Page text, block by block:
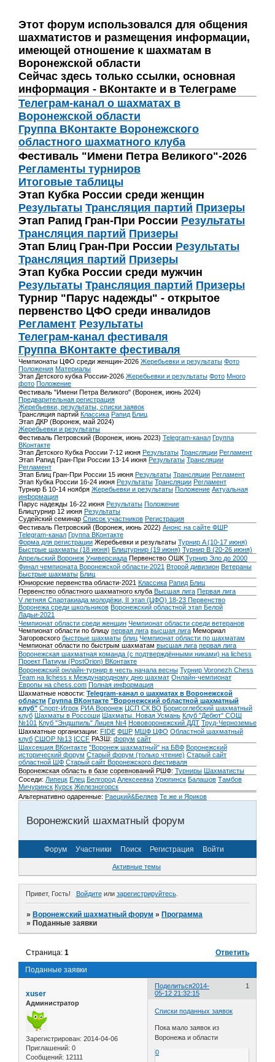
Этот форум использовался для общения
шахматистов и размещения информации,
имеющей отношение к шахматам в
Воронежской области
Сейчас здесь только ссылки, основная
информация - ВКонтакте и в Телеграме
Телеграм-канал о шахматах в
Воронежской области
Группа ВКонтакте Воронежского
областного шахматного клуба
Фестиваль "Имени Петра Великого"-2026
Регламенты турниров
Итоговые таблицы
Этап Кубка России среди женщин
Результаты Трансляция партий Призеры
Этап Рапид Гран-При России Результаты
Трансляция партий Призеры
Этап Блиц Гран-При России Результаты
Трансляция партий Призеры
Этап Кубка России среди мужчин
Результаты Трансляция партий Призеры
Турнир "Парус надежды" - открытое
первенство ЦФО среди инвалидов
Регламент Результаты
Телеграм-канал фестиваля
Группа ВКонтакте фестиваля
Чемпионаты ЦФО среди женщин-2026 Жеребьевки и результаты Фото
Положения Материалы
Этап Детского кубка России-2026 Жеребьевки и результаты Фото Много
фото Положение
Фестиваль "Имени Петра Великого" (Воронеж, июнь 2024)
Предварительная регистрация
Жеребьевки, результаты, списки заявок
Трансляция партий Классика Рапид Блиц
Этап ДКР (Воронеж, май 2024)
Жеребьевки и результаты
Фестиваль Петровский (Воронеж, июнь 2023) Telegram-канал Группа
ВКонтакте
Этап Детского Кубка России 7-12 июня Результаты Трансляции Регламент
Этап Рапид Гран-При России 13-14 июня Результаты Трансляции
Регламент
Этап Блиц Гран-При России 15 июня Результаты Трансляции Регламент
Этап Кубка России 16-24 июня Результаты Трансляции Регламент
Турнир Б 10-14 ноября Жеребьевки и результаты Положение Актуальная
информация
Парус надежды 16-22 июня Результаты Положение
Блицтурнир 12 июня Результаты
Судейский семинар Список участников Регистрация
Фестиваль Петровский (Воронеж, июнь 2022) Анонс на сайте ФШР
Telegram-канал Группа ВКонтакте
Форма для регистрации Жеребьевки и результаты Турнир A (10-17 июня)
Быстрые шахматы (18 июня) Блицтурнир (19 июня) Турнир B (20-26 июня)
Апрельский Воронеж Универсиада Первенство ОШК Турнир Эло до 2000
Финал чемпионата Воронежской области-2021 Второй дивизион Ветераны
Быстрые шахматы Блиц
Юниорские первенства области-2021 Классика Рапид Блиц
Первенство областного шахматного клуба Высшая лига Первая лига
V летняя Спартакиада молодёжи, II этап (ЦФО) 18-23 Первенство
Воронежа среди школьников Воронежский областной этап Белой
Ладьи-2021
Чемпионат области среди женщин Чемпионат области среди ветеранов
Чемпионат области по блицу первая лига высшая лига Мемориал
Загоровского быстрые шахматы блиц Чемпионат области по шахматам
Чемпионат области по быстрым шахматам высшая лига первая лига
Воронежская шахматная команда (с подтверждёнными никами) на lichess
Проект Патиум (PostOrion) ВКонтакте
Воронежский онлайн-турнир в честь начала весны Турнир Voronezh Chess
Team на lichess к Международному дню шахмат Онлайн-чемпионат
Европы на chess.com Полная информация
Шахматные новости: Telegram-канал о шахматах в Воронежской
области Группа ВКонтакте "Воронежский областной шахматный
клуб" Спорт-Игрок РИА Воронеж ЦСП СК ВО Борисоглебский шахматный
клуб Шахматы в Россоши Шахматы. Новая Усмань Клуб "Дебют" СОШ
№101 Клуб "Эндшпиль" Лицея №4 Нововоронежский ДДТ Труд-Черноземье
Шахматные организации: FIDE ФШР МШФ ЦФО Областной шахматный
клуб СШОР №13 ICCF РАЗШ: форум сайт
Шахсекция ВКонтакте "Воронеж шахматный" на БВФ Воронежский
исторический форум Cтарый форум (только чтение) Старый сайт
областной ШФ Старый сайт Воронежского фестиваля
Воронежская область в базе соревнований РШФ: Турниры Шахматисты
Соседи: Липецк Елец Белгород Алексеевка Урюпинск Балашов Тамбов
Мичуринск Курск Железногорск
Альтернативно одаренные: Раецкий&Беляев Те же и Яриков
Воронежский шахматный форум
Форум Участники Поиск Регистрация Войти
Активные темы
Привет, Гость! Войдитеили зарегистрируйтесь.
»Воронежский шахматный форум »Программа
»Поданные заявки
Поданные заявки
Страница:1 Ответить
Поделиться 1
2014-
05-12 21:32:15
xuser
Администратор
Зарегистрирован: 2014-04-06
Приглашений: 0
Сообщений: 12111
Списки поданных заявок
Пока мало заявок из
Воронежа и области
0